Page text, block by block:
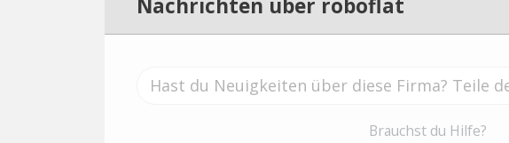
Nachrichten über roboflat
Brauchst du Hilfe?